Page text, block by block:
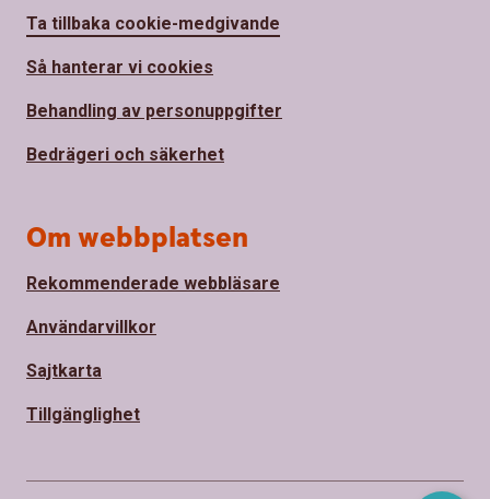
Ta tillbaka cookie-medgivande
Så hanterar vi cookies
Behandling av personuppgifter
Bedrägeri och säkerhet
Om webbplatsen
Rekommenderade webbläsare
Användarvillkor
Sajtkarta
Tillgänglighet